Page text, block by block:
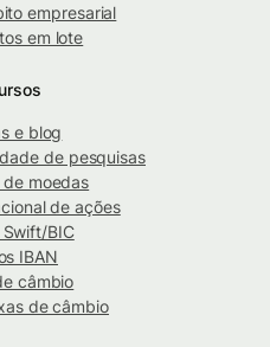
empresarial
em lote
e blog
de pesquisas
moedas
de ações
BIC
IBAN
câmbio
de câmbio